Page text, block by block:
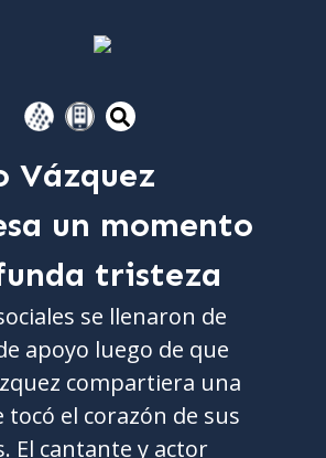
Vázquez
un momento
tristeza
se llenaron de
apoyo luego de que
compartiera una
tocó el corazón de sus
El cantante y actor